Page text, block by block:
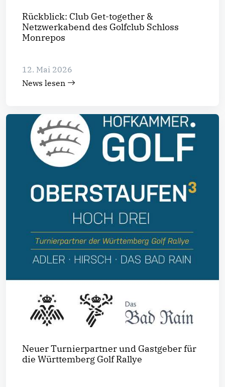
Rückblick: Club Get-together &
Netzwerkabend des Golfclub Schloss
Monrepos
12. Mai 2026
News lesen
Neuer Turnierpartner und Gastgeber für
die Württemberg Golf Rallye